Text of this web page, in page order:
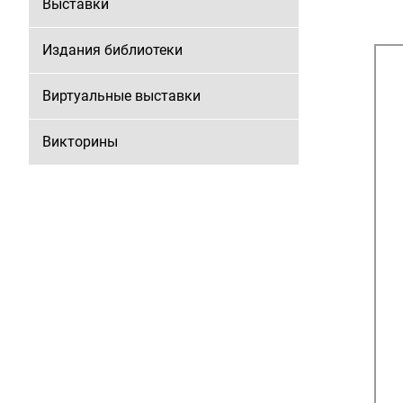
Выставки
Издания библиотеки
Виртуальные выставки
Викторины